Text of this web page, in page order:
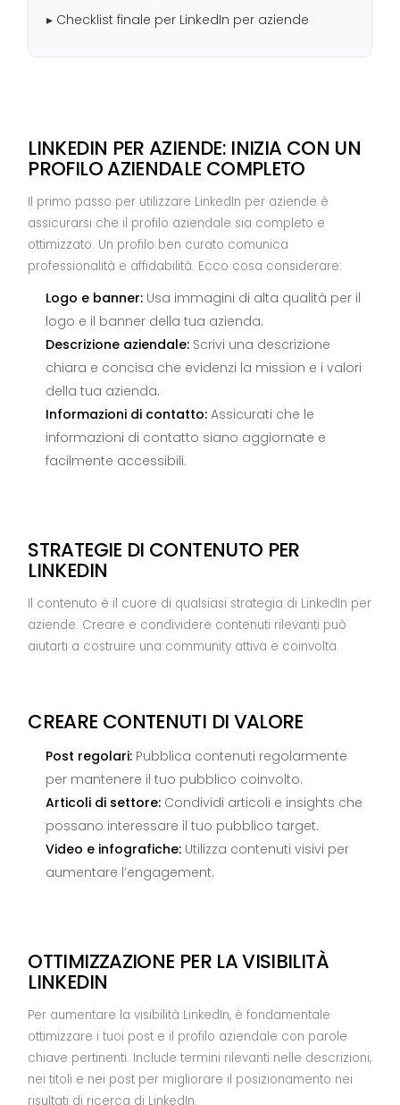
▸ Checklist finale per LinkedIn per aziende
LINKEDIN PER AZIENDE: INIZIA CON UN
PROFILO AZIENDALE COMPLETO
Il primo passo per utilizzare LinkedIn per aziende è
assicurarsi che il profilo aziendale sia completo e
ottimizzato. Un profilo ben curato comunica
professionalità e affidabilità. Ecco cosa considerare:
Logo e banner:Usa immagini di alta qualità per il
logo e il banner della tua azienda.
Descrizione aziendale:Scrivi una descrizione
chiara e concisa che evidenzi la mission e i valori
della tua azienda.
Informazioni di contatto:Assicurati che le
informazioni di contatto siano aggiornate e
facilmente accessibili.
STRATEGIE DI CONTENUTO PER
LINKEDIN
Il contenuto è il cuore di qualsiasi strategia di LinkedIn per
aziende. Creare e condividere contenuti rilevanti può
aiutarti a costruire una community attiva e coinvolta.
CREARE CONTENUTI DI VALORE
Post regolari:Pubblica contenuti regolarmente
per mantenere il tuo pubblico coinvolto.
Articoli di settore:Condividi articoli e insights che
possano interessare il tuo pubblico target.
Video e infografiche:Utilizza contenuti visivi per
aumentare l’engagement.
OTTIMIZZAZIONE PER LA VISIBILITÀ
LINKEDIN
Per aumentare la visibilità LinkedIn, è fondamentale
ottimizzare i tuoi post e il profilo aziendale con parole
chiave pertinenti. Include termini rilevanti nelle descrizioni,
nei titoli e nei post per migliorare il posizionamento nei
risultati di ricerca di LinkedIn.